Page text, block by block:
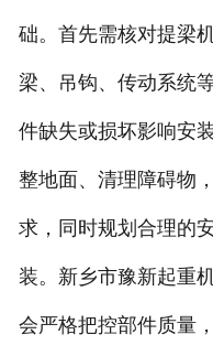
础。首先需核对提梁
梁、吊钩、传动系统
件缺失或损坏影响安
整地面、清理障碍物
求，同时规划合理的
装。新乡市豫新起重
会严格把控部件质量